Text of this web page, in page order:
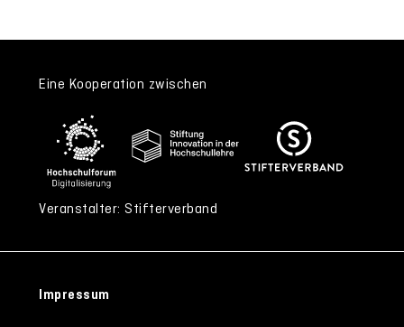
Eine Kooperation zwischen
Veranstalter: Stifterverband
Impressum